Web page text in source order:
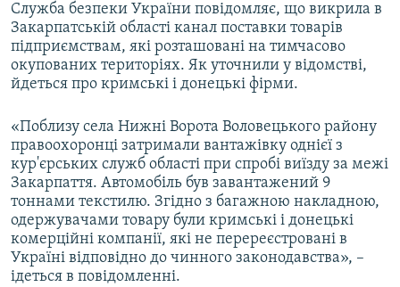
Усі сайти RFE/RL
Служба безпеки України повідомляє, що викрила в
Закарпатській області канал поставки товарів
підприємствам, які розташовані на тимчасово
окупованих територіях. Як уточнили у відомстві,
йдеться про кримські і донецькі фірми.
«Поблизу села Нижні Ворота Воловецького району
правоохоронці затримали вантажівку однієї з
кур'єрських служб області при спробі виїзду за межі
Закарпаття. Автомобіль був завантажений 9
тоннами текстилю. Згідно з багажною накладною,
одержувачами товару були кримські і донецькі
комерційні компанії, які не перереєстровані в
Україні відповідно до чинного законодавства», –
ідеться в повідомленні.